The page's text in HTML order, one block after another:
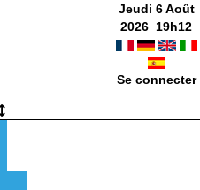
Jeudi 6 Août
2026 19h12
Se connecter